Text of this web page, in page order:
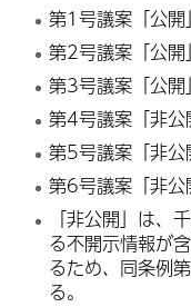
第1号議案「公開」
第2号議案「公開」
第3号議案「公開」
第4号議案「非公
第5号議案「非公
第6号議案「非公
「非公開」は、
る不開示情報が
るため、同条例
る。